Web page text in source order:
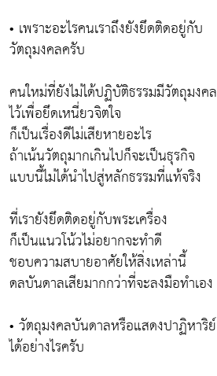
• เพราะอะไรคนเราถึงยังยึดติดอยู่กับ
วัตถุมงคลครับ
คนใหม่ที่ยังไม่ได้ปฏิบัติธรรมมีวัตถุมงคล
ไว้เพื่อยึดเหนี่ยวจิตใจ
ก็เป็นเรื่องดีไม่เสียหายอะไร
ถ้าเน้นวัตถุมากเกินไปก็จะเป็นธุรกิจ
แบบนี้ไม่ได้นำไปสู่หลักธรรมที่แท้จริง
ที่เรายังยึดติดอยู่กับพระเครื่อง
ก็เป็นแนวโน้วไม่อยากจะทำดี
ชอบความสบายอาศัยให้สิ่งเหล่านี้
ดลบันดาลเสียมากกว่าที่จะลงมือทำเอง
• วัตถุมงคลบันดาลหรือแสดงปาฏิหาริย์
ได้อย่างไรครับ